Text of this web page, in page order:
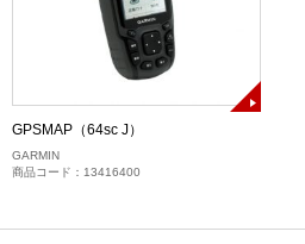
GPSMAP（64sc J）
GARMIN
商品コード：13416400